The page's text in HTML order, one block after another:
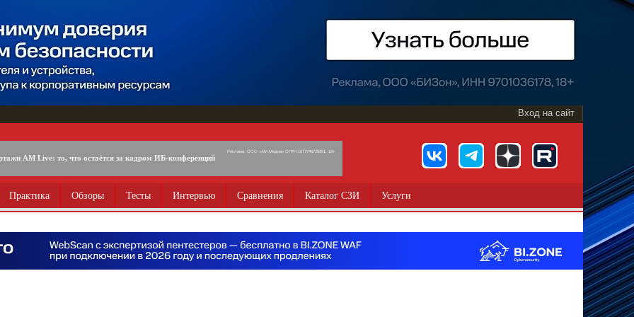
Вход на сайт
AM Live: то, что остаётся за кадром ИБ-конференций
Реклама. ООО «АМ Медиа» ОГРН 1077746725891, 18+
Практика Обзоры Тесты Интервью Сравнения Каталог СЗИ Услуги